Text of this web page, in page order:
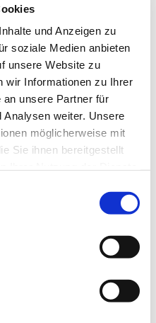
und Anzeigen zu
soziale Medien anbieten
unsere Website zu
wir Informationen zu Ihrer
an unsere Partner für
Analysen weiter. Unsere
möglicherweise mit
Sie ihnen bereitgestellt